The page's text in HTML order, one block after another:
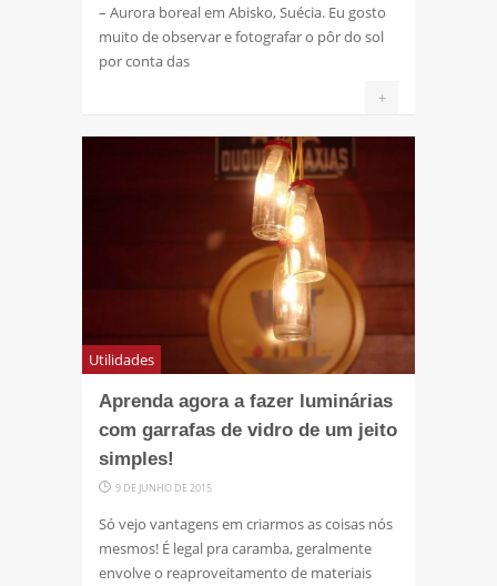
– Aurora boreal em Abisko, Suécia. Eu gosto
muito de observar e fotografar o pôr do sol
por conta das
+
Utilidades
Aprenda agora a fazer luminárias
com garrafas de vidro de um jeito
simples!
9 DE JUNHO DE 2015
Só vejo vantagens em criarmos as coisas nós
mesmos! É legal pra caramba, geralmente
envolve o reaproveitamento de materiais